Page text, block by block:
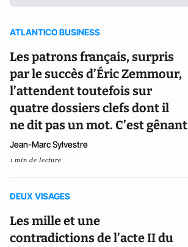
ATLANTICO BUSINESS
Les patrons français, surpris
par le succès d’Éric Zemmour,
l’attendent toutefois sur
quatre dossiers clefs dont il
ne dit pas un mot. C’est gênant
Jean-Marc Sylvestre
1 min de lecture
DEUX VISAGES
Les mille et une
contradictions de l’acte II du